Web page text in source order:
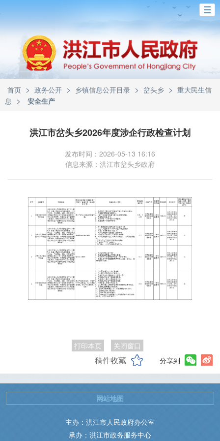
首页 > 政务公开 > 乡镇信息公开目录 > 岔头乡 > 重大民生信
息 > 安全生产
洪江市岔头乡2026年度涉企行政检查计划
发布时间：2026-05-13 16:16
信息来源：洪江市岔头乡政府
打印本页 关闭窗口
稿件收藏 分享到
主办：洪江市人民政府办公室
承办：洪江市政务服务中心
网站地图